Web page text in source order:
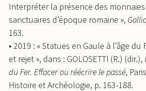
Interpréter la présence des
sanctuaires d’époque romaine »,
163.
• 2019 : « Statues en Gaule à l’âge
et rejet », dans : GOLOSETTI (R.) (dir.),
du Fer. Effacer ou réécrire le passé,
Histoire et Archéologie, p. 163-188.